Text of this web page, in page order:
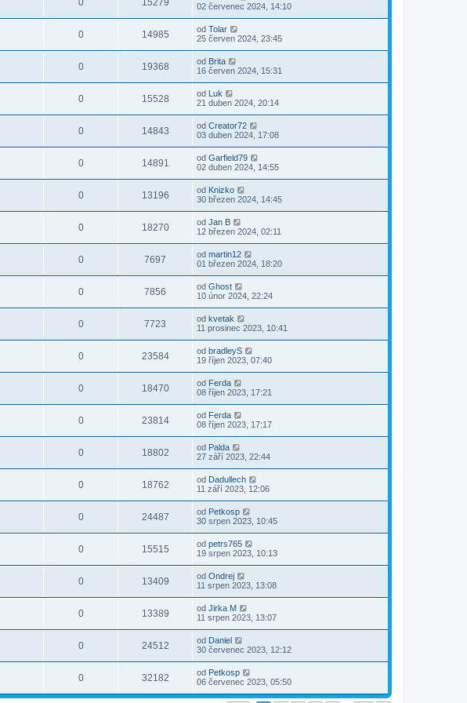
0 15279
02 červenec 2024, 14:10
0 14985 od Tolar
25 červen 2024, 23:45
0 19368 od Brita
16 červen 2024, 15:31
0 15528 od Luk
21 duben 2024, 20:14
0 14843 od Creator72
03 duben 2024, 17:08
0 14891 od Garfield79
02 duben 2024, 14:55
0 13196 od Knizko
30 březen 2024, 14:45
0 18270 od Jan B
12 březen 2024, 02:11
0 7697 od martin12
01 březen 2024, 18:20
0 7856 od Ghost
10 únor 2024, 22:24
0 7723 od kvetak
11 prosinec 2023, 10:41
0 23584 od bradleyS
19 říjen 2023, 07:40
0 18470 od Ferda
08 říjen 2023, 17:21
0 23814 od Ferda
08 říjen 2023, 17:17
0 18802 od Palda
27 září 2023, 22:44
0 18762 od Dadullech
11 září 2023, 12:06
0 24487 od Petkosp
30 srpen 2023, 10:45
0 15515 od petrs765
19 srpen 2023, 10:13
0 13409 od Ondrej
11 srpen 2023, 13:08
0 13389 od Jirka M
11 srpen 2023, 13:07
0 24512 od Daniel
30 červenec 2023, 12:12
0 32182 od Petkosp
06 červenec 2023, 05:50